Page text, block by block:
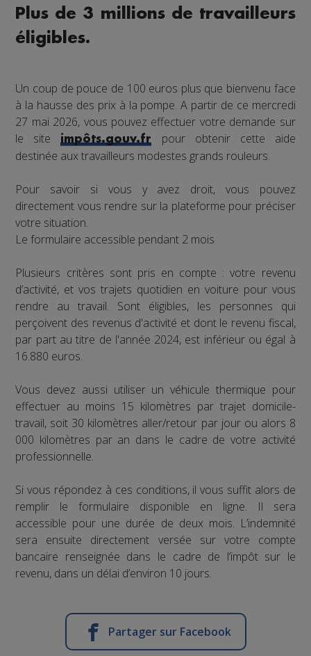
Plus de 3 millions de travailleurs
éligibles.
Un coup de pouce de 100 euros plus que bienvenu face
à la hausse des prix à la pompe. A partir de ce mercredi
27 mai 2026, vous pouvez effectuer votre demande sur
le siteimpôts.gouv.fr
pour obtenir cette aide
destinée aux travailleurs modestes grands rouleurs.
Pour savoir si vous y avez droit, vous pouvez
directement vous rendre sur la plateforme pour préciser
votre situation.
Le formulaire accessible pendant 2 mois
Plusieurs critères sont pris en compte : votre revenu
d’activité, et vos trajets quotidien en voiture pour vous
rendre au travail. Sont éligibles, les personnes qui
perçoivent des revenus d'activité et dont le revenu fiscal,
par part au titre de l'année 2024, est inférieur ou égal à
16.880 euros.
Vous devez aussi utiliser un véhicule thermique pour
effectuer au moins 15 kilomètres par trajet domicile-
travail, soit 30 kilomètres aller/retour par jour ou alors 8
000 kilomètres par an dans le cadre de votre activité
professionnelle.
Si vous répondez à ces conditions, il vous suffit alors de
remplir le formulaire disponible en ligne. Il sera
accessible pour une durée de deux mois. L’indemnité
sera ensuite directement versée sur votre compte
bancaire renseignée dans le cadre de l’impôt sur le
revenu, dans un délai d’environ 10 jours.
Partager sur Facebook